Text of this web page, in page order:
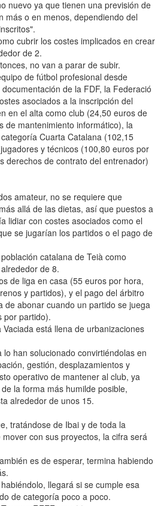
nuevo ya que tienen una previsión de
más o en menos, dependiendo del
cubrir los costes implicados en crear
de 2.
no van a parar de subir.
de fútbol profesional desde
de la FDF, la Federació
asociados a la inscripción del
en el alta como club (24,50 euros de
de mantenimiento informático), la
Cuarta Catalana (102,15
y técnicos (100,80 euros por
derechos de contrato del entrenador)
amateur, no se requiere que
allá de las dietas, así que puestos a
lidiar con costes asociados como el
se jugarían los partidos o el pago de
catalana de Teià como
de 8.
de liga en casa (55 euros por hora,
y partidos), y el pago del árbitro
de abonar cuando un partido se juega
por partido).
está llena de urbanizaciones
lo han solucionado convirtiéndolas en
gestión, desplazamientos y
operativo de mantener al club, ya
la forma más humilde posible,
alrededor de unos 15.
tratándose de Ibai y de toda la
con sus proyectos, la cifra será
es de esperar, termina habiendo
llegará si se cumple esa
de categoría poco a poco.